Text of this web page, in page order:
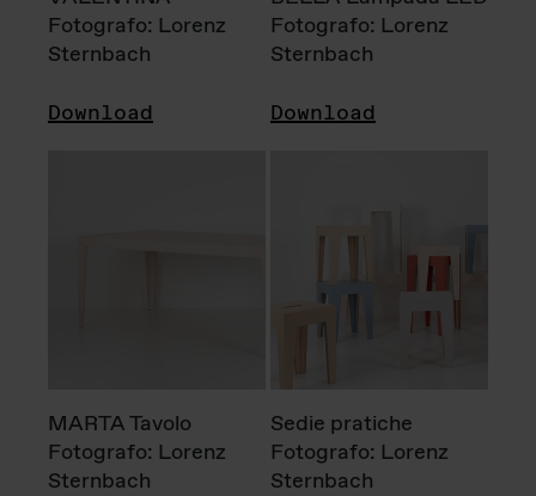
Fotografo: Lorenz
Sternbach
Download
Fotografo: Lorenz
Sternbach
Download
MARTA Tavolo
Fotografo: Lorenz
Sternbach
Sedie pratiche
Fotografo: Lorenz
Sternbach